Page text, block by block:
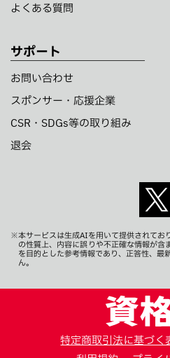
よくある質問
サポート
お問い合わせ
スポンサー・応援企業
CSR・SDGs等の取り組み
退会
※本サービスは生成AIを用いて提供されてお
の性質上、内容に誤りや不正確な情報が含
を目的とした参考情報であり、正答性、最
ん。
特定商取引法に基づく